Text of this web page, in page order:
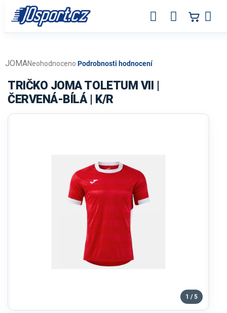
obsah
Průměrné
produktu
je
0,0
Neohodnoceno Podrobnosti hodnocení
JOMA
TRIČKO JOMA TOLETUM VII |
ČERVENÁ-BÍLÁ | K/R
1 / 5